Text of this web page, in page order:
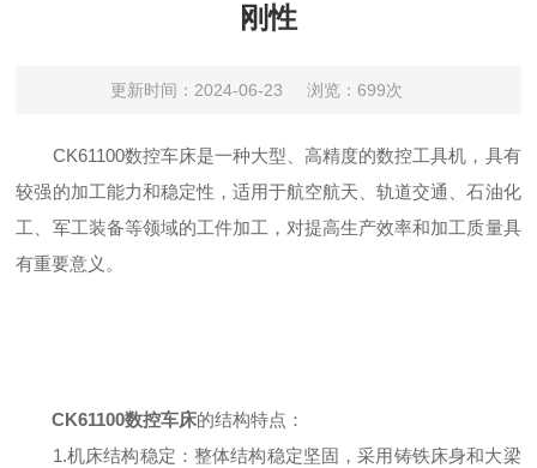
刚性
更新时间：2024-06-23 浏览：699次
CK61100数控车床是一种大型、高精度的数控工具机，具有
较强的加工能力和稳定性，适用于航空航天、轨道交通、石油化
工、军工装备等领域的工件加工，对提高生产效率和加工质量具
有重要意义。
CK61100数控车床的结构特点：
1.机床结构稳定：整体结构稳定坚固，采用铸铁床身和大梁